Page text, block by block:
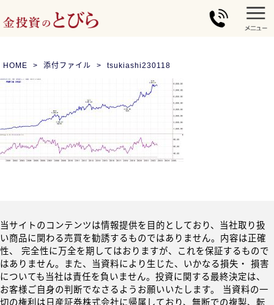
HOME 添付ファイル tsukiashi230118
当サイトのコンテンツは情報提供を目的としており、当社取り扱
い商品に関わる売買を勧誘するものではありません。内容は正確
性、 完全性に万全を期してはおりますが、これを保証するもので
はありません。また、当資料により生じた、いかなる損失・ 損害
についても当社は責任を負いません。投資に関する最終決定は、
お客様ご自身の判断でなさるようお願いいたします。 当資料の一
切の権利は日産証券株式会社に帰属しており、無断での複製、転